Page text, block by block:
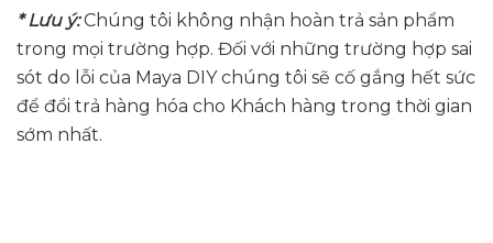
* Lưu ý:Chúng tôi không nhận hoàn trả sản phẩm
trong mọi trường hợp. Đối với những trường hợp sai
sót do lỗi của Maya DIY chúng tôi sẽ cố gắng hết sức
để đổi trả hàng hóa cho Khách hàng trong thời gian
sớm nhất.